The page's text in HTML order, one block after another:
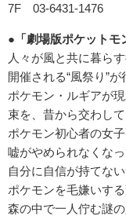
7F 03-6431-1476
●「劇場版ポケットモ
人々が風と共に暮ら
開催される“風祭り”
ポケモン・ルギアが
束を、昔から交わして
ポケモン初心者の女子
嘘がやめられなくな
自分に自信が持てな
ポケモンを毛嫌いす
森の中で一人佇む謎の